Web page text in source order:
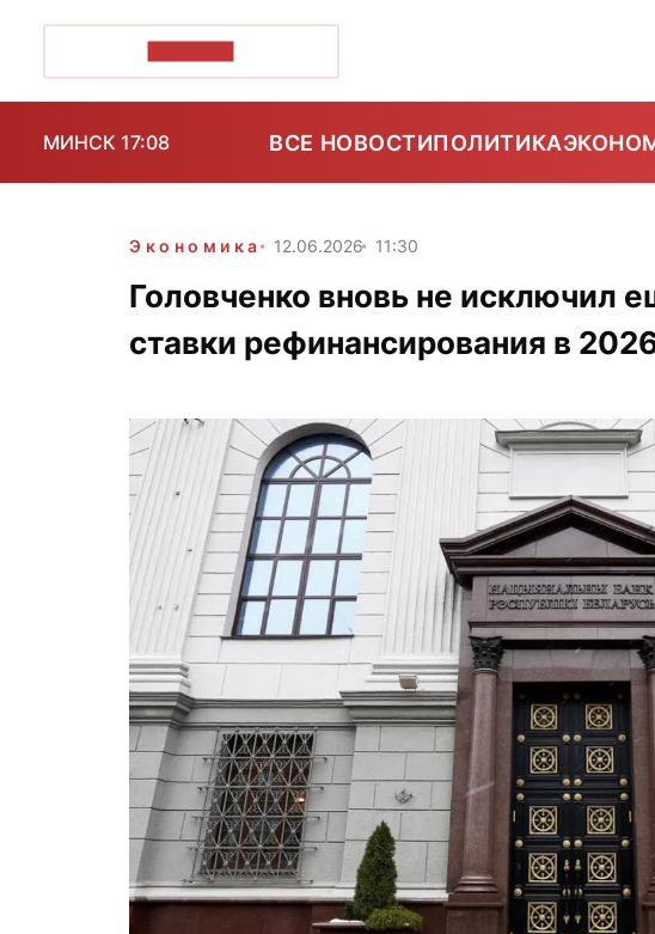
МИНСК 17:08 ВСЕ НОВОСТИПОЛИТИКА
Экономика 12.06.2026 11:30
Головченко вновь не исключил
ставки рефинансирования в